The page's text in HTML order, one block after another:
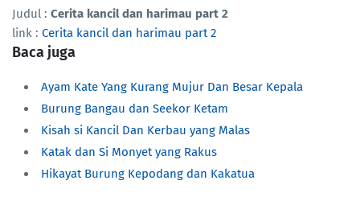
Judul : Cerita kancil dan harimau part 2
link : Cerita kancil dan harimau part 2
Baca juga
Ayam Kate Yang Kurang Mujur Dan Besar Kepala
Burung Bangau dan Seekor Ketam
Kisah si Kancil Dan Kerbau yang Malas
Katak dan Si Monyet yang Rakus
Hikayat Burung Kepodang dan Kakatua